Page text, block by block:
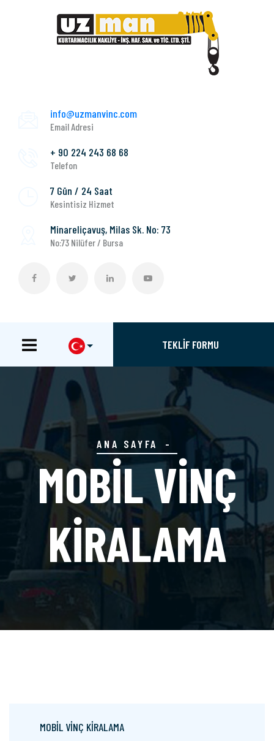
info@uzmanvinc.com
Email Adresi
+ 90 224 243 68 68
Telefon
7 Gün / 24 Saat
Kesintisiz Hizmet
Minareliçavuş, Milas Sk. No: 73
No:73 Nilüfer / Bursa
TEKLİF FORMU
ANA SAYFA
MOBİL VİNÇ
KİRALAMA
MOBİL VİNÇ KİRALAMA